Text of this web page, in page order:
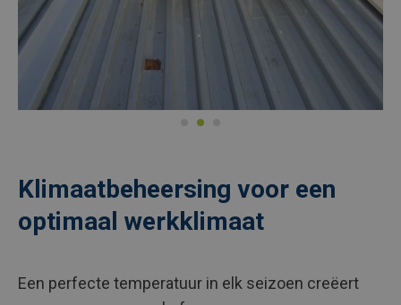
Klimaatbeheersing voor een
optimaal werkklimaat
Een perfecte temperatuur in elk seizoen creëert